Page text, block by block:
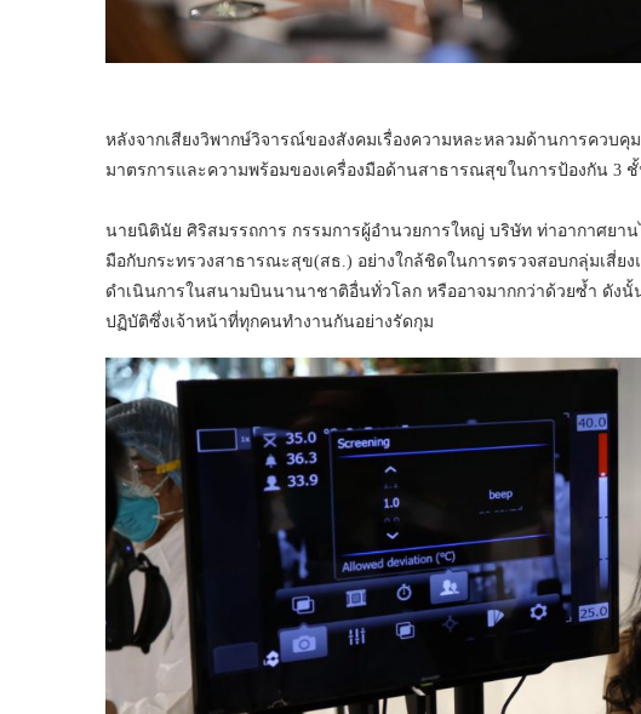
หลังจากเสียงวิพากษ์วิจารณ์ของสังคมเรื่องความหละหลวมด้านการควบ
มาตรการและความพร้อมของเครื่องมือด้านสาธารณสุขในการป้องกัน 3
นายนิตินัย ศิริสมรรถการ กรรมการผู้อำนวยการใหญ่ บริษัท ท่าอากาศยา
มือกับกระทรวงสาธารณะสุข(สธ.) อย่างใกล้ชิดในการตรวจสอบกลุ่มเสี่ย
ดำเนินการในสนามบินนานาชาติอื่นทั่วโลก หรืออาจมากกว่าด้วยซ้ำ ดัง
ปฏิบัติซึ่งเจ้าหน้าที่ทุกคนทำงานกันอย่างรัดกุม